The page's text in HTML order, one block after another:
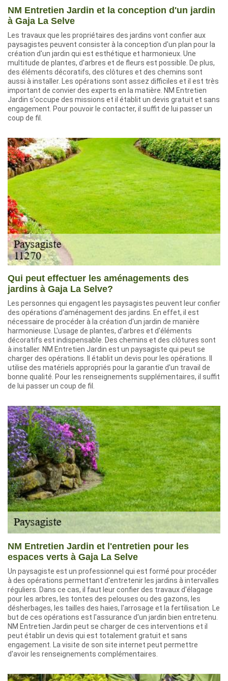
NM Entretien Jardin et la conception d'un jardin
à Gaja La Selve
Les travaux que les propriétaires des jardins vont confier aux
paysagistes peuvent consister à la conception d'un plan pour la
création d'un jardin qui est esthétique et harmonieux. Une
multitude de plantes, d'arbres et de fleurs est possible. De plus,
des éléments décoratifs, des clôtures et des chemins sont
aussi à installer. Les opérations sont assez difficiles et il est très
important de convier des experts en la matière. NM Entretien
Jardin s'occupe des missions et il établit un devis gratuit et sans
engagement. Pour pouvoir le contacter, il suffit de lui passer un
coup de fil.
Qui peut effectuer les aménagements des
jardins à Gaja La Selve?
Les personnes qui engagent les paysagistes peuvent leur confier
des opérations d'aménagement des jardins. En effet, il est
nécessaire de procéder à la création d'un jardin de manière
harmonieuse. L'usage de plantes, d'arbres et d'éléments
décoratifs est indispensable. Des chemins et des clôtures sont
à installer. NM Entretien Jardin est un paysagiste qui peut se
charger des opérations. Il établit un devis pour les opérations. Il
utilise des matériels appropriés pour la garantie d'un travail de
bonne qualité. Pour les renseignements supplémentaires, il suffit
de lui passer un coup de fil.
NM Entretien Jardin et l'entretien pour les
espaces verts à Gaja La Selve
Un paysagiste est un professionnel qui est formé pour procéder
à des opérations permettant d'entretenir les jardins à intervalles
réguliers. Dans ce cas, il faut leur confier des travaux d'élagage
pour les arbres, les tontes des pelouses ou des gazons, les
désherbages, les tailles des haies, l'arrosage et la fertilisation. Le
but de ces opérations est l'assurance d'un jardin bien entretenu.
NM Entretien Jardin peut se charger de ces interventions et il
peut établir un devis qui est totalement gratuit et sans
engagement. La visite de son site internet peut permettre
d'avoir les renseignements complémentaires.